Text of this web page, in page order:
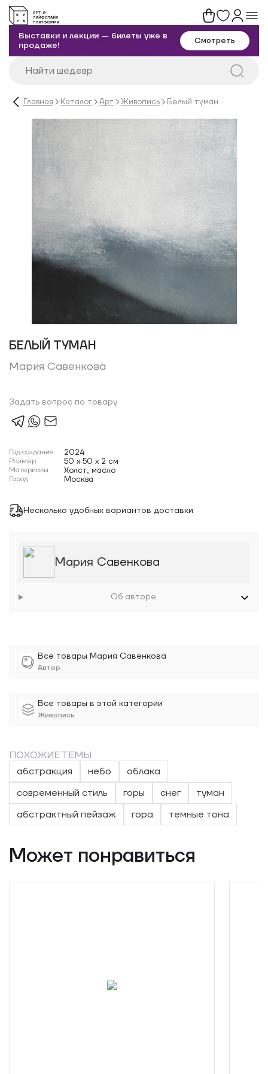
Выставки и лекции — билеты уже в
продаже!
Смотреть
Главная Каталог Арт Живопись Белый туман
БЕЛЫЙ ТУМАН
Мария Савенкова
Задать вопрос по товару
Год создания 2024
Размер 50 x 50 x 2 см
Материалы Холст, масло
Город Москва
Несколько удобных вариантов доставки
Все товары Мария Савенкова
Автор
Все товары в этой категории
Живопись
Мария Савенкова
Об авторе
ПОХОЖИЕ ТЕМЫ
абстракция
небо
облака
современный стиль
горы снег
туман
абстрактный пейзаж
гора темные тона
Может понравиться